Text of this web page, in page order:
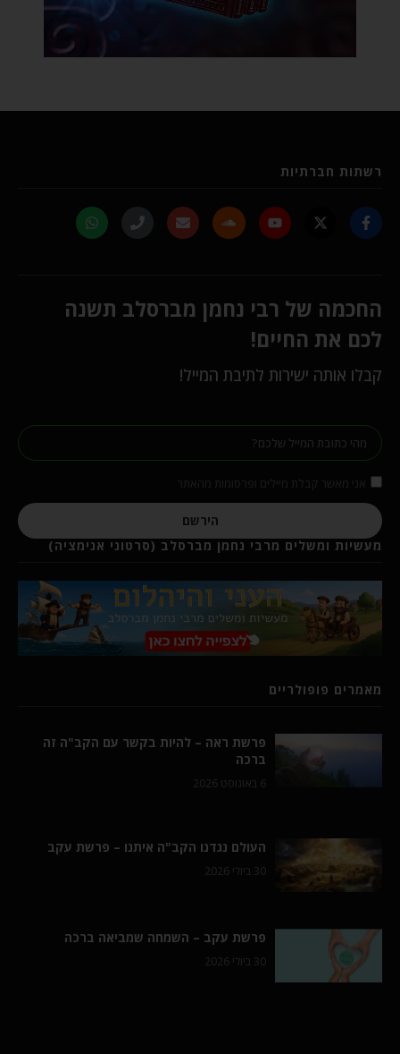
רשתות חברתיות
החכמה של רבי נחמן מברסלב תשנה
לכם את החיים!
קבלו אותה ישירות לתיבת המייל!
הירשם
מעשיות ומשלים מרבי נחמן מברסלב (סרטוני אנימציה)
מאמרים פופולריים
פרשת ראה – להיות בקשר עם הקב"ה זה
ברכה
6 באוגוסט 2026
העולם נגדנו הקב"ה איתנו – פרשת עקב
30 ביולי 2026
פרשת עקב – השמחה שמביאה ברכה
30 ביולי 2026